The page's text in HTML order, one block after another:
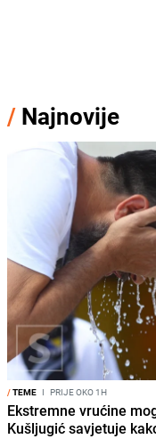
/ Najnovije
/TEME I PRIJE OKO 1H
Ekstremne vrućine
Kušljugić savjetuje